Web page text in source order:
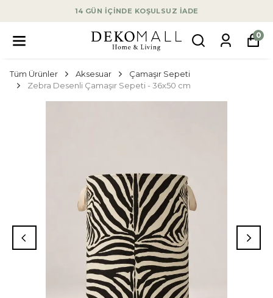
14 GÜN İÇİNDE KOŞULSUZ İADE
0
Tüm Ürünler Aksesuar
Çamaşır Sepeti
Zebra Desenli Çamaşır Sepeti - 36x50 cm